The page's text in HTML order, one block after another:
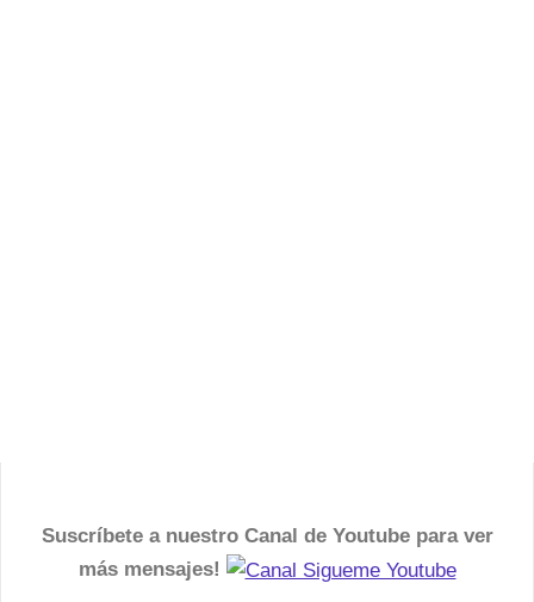
Suscríbete a nuestro Canal de Youtube para ver
más mensajes!